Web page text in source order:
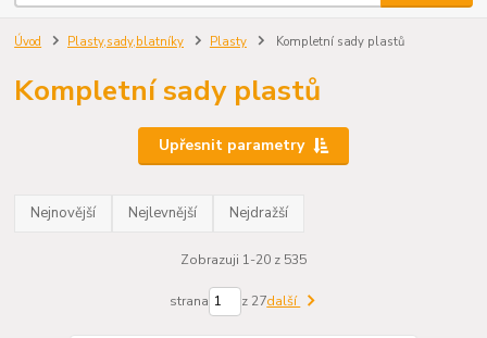
Úvod Plasty,sady,blatníky Plasty Kompletní sady plastů
Kompletní sady plastů
Upřesnit parametry
Nejnovější Nejlevnější Nejdražší
Zobrazuji 1-20 z 535
strana z 27další